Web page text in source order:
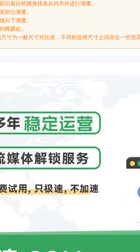
沿着自然腰身线条从内衣外进行测量。
部位测量。
向下测量。
脚踝处。
寸为一般尺寸对比表，不同制造商尺寸之间存在一些差